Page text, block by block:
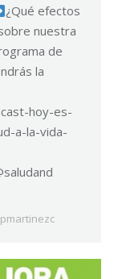
¿Qué efectos
nuestra
de
la
hoy-es-
a-la-vida-
pmartinezc